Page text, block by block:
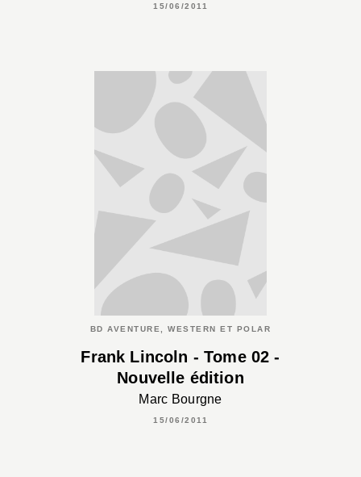
15/06/2011
BD AVENTURE, WESTERN ET POLAR
Frank Lincoln - Tome 02 -
Nouvelle édition
Marc Bourgne
15/06/2011